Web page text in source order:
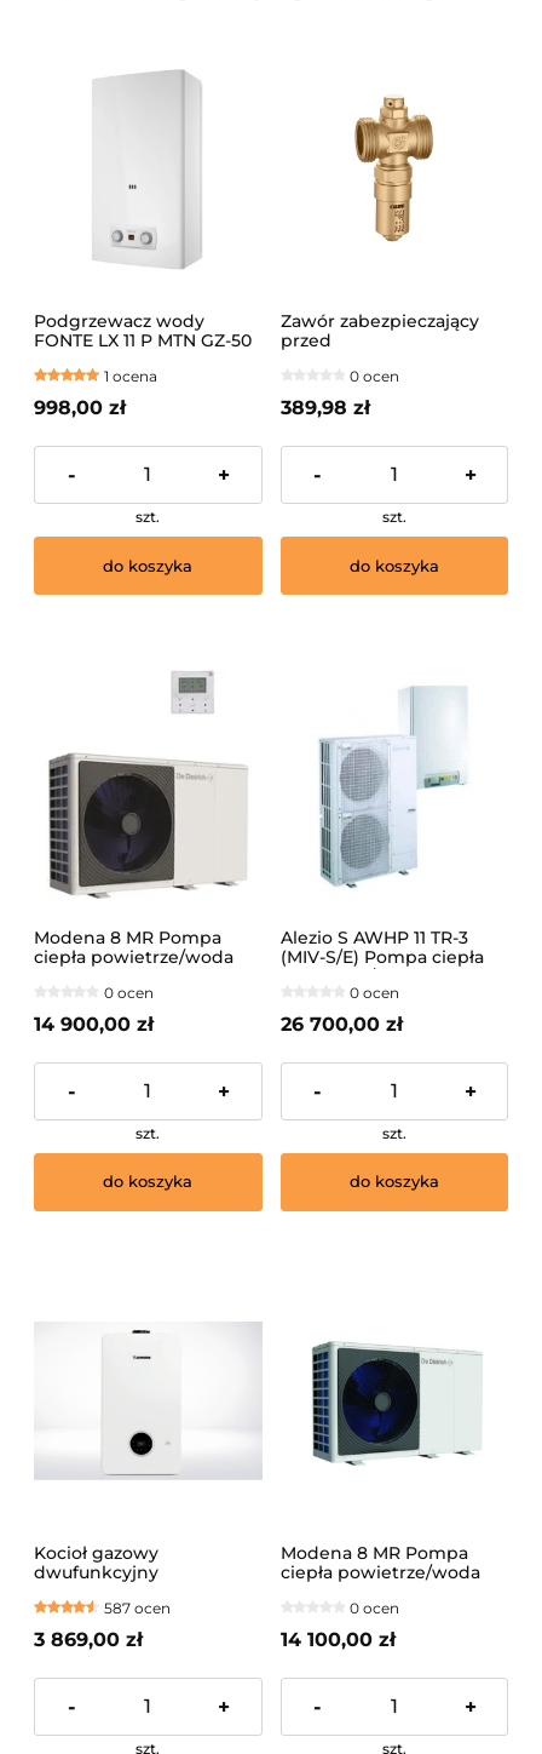
Podgrzewacz wody
FONTE LX 11 P MTN GZ-50
1 ocena
998,00 zł
- +
szt.
do koszyka
Zawór zabezpieczający
przed
mosiądzu 1"
0 ocen
389,98 zł
- +
szt.
do koszyka
Modena 8 MR Pompa
ciepła powietrze/woda
1-f /7794584, 7812482/
Mono 2 MWHD 8MR,
Panel zdalnego
0 ocen
14 900,00 zł
- +
szt.
do koszyka
Alezio S AWHP 11 TR-3
(MIV-S/E) Pompa ciepła
powietrze/woda (3-faz.)
0 ocen
26 700,00 zł
- +
szt.
do koszyka
Kocioł gazowy
dwufunkcyjny
CERAPUR GC2200W
20/25C BEZPIECZNA
WYSYŁKA PALETOWA!
587 ocen
3 869,00 zł
- +
szt.
Modena 8 MR Pompa
ciepła powietrze/woda
0 ocen
14 100,00 zł
- +
szt.